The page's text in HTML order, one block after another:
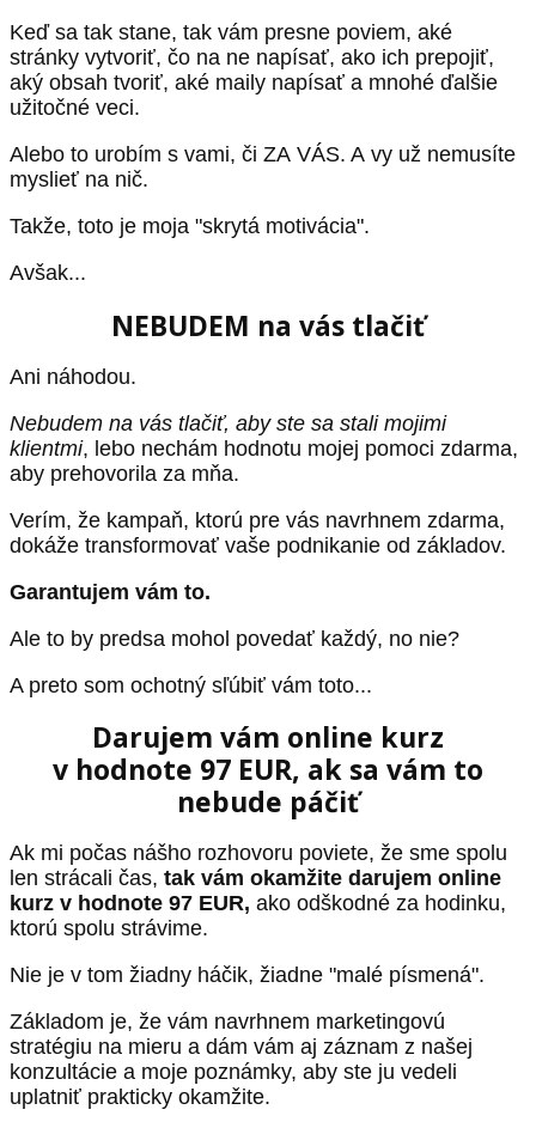
Keď sa tak stane, tak vám presne poviem, aké
stránky vytvoriť, čo na ne napísať, ako ich prepojiť,
aký obsah tvoriť, aké maily napísať a mnohé ďalšie
užitočné veci.
Alebo to urobím s vami, či ZA VÁS. A vy už nemusíte
myslieť na nič.
Takže, toto je moja "skrytá motivácia".
Avšak...
NEBUDEM na vás tlačiť
Ani náhodou.
Nebudem na vás tlačiť, aby ste sa stali mojimi
klientmi, lebo nechám hodnotu mojej pomoci zdarma,
aby prehovorila za mňa.
Verím, že kampaň, ktorú pre vás navrhnem zdarma,
dokáže transformovať vaše podnikanie od základov.
Garantujem vám to.
Ale to by predsa mohol povedať každý, no nie?
A preto som ochotný sľúbiť vám toto...
Darujem vám online kurz
v hodnote 97 EUR, ak sa vám to
nebude páčiť
Ak mi počas nášho rozhovoru poviete, že sme spolu
len strácali čas, tak vám okamžite darujem online
kurz v hodnote 97 EUR, ako odškodné za hodinku,
ktorú spolu strávime.
Nie je v tom žiadny háčik, žiadne "malé písmená".
Základom je, že vám navrhnem marketingovú
stratégiu na mieru a dám vám aj záznam z našej
konzultácie a moje poznámky, aby ste ju vedeli
uplatniť prakticky okamžite.